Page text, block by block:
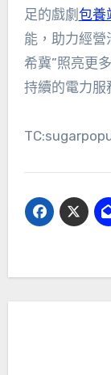
足的戲劇 包養
能，助力經營
希冀”照亮更
持續的電力服